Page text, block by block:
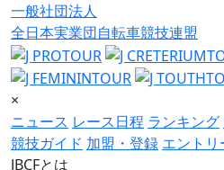
一般社団法人
全日本実業団自転車競技連盟
×
ニュース レース日程 ランキング
競技ガイド 加盟・登録 エントリ
JBCFとは